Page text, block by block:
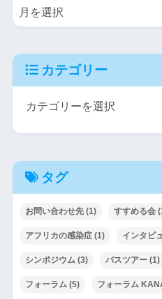
カテゴリー
タグ
お問い合わせ先(1) すすめる会
アフリカの感染症(1) インタビ
シンポジウム (3) バスツアー(1)
フォーラム (5) フォーラム